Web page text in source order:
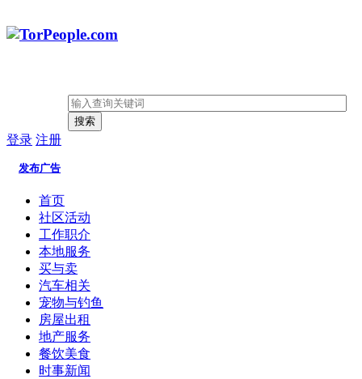
搜索
登录 注册
发布广告
首页
社区活动
工作职介
本地服务
买与卖
汽车相关
宠物与钓鱼
房屋出租
地产服务
餐饮美食
时事新闻